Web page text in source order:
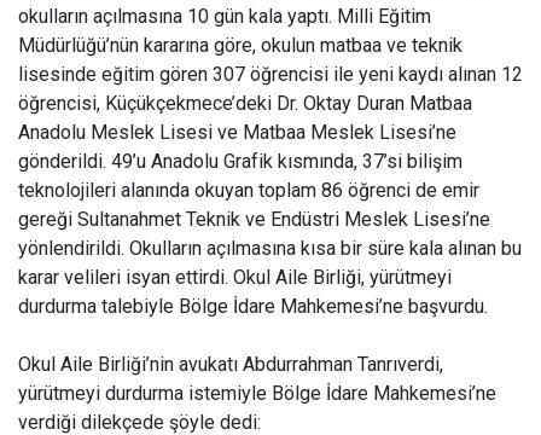
okulların açılmasına 10 gün kala yaptı. Milli Eğitim
Müdürlüğü’nün kararına göre, okulun matbaa ve teknik
lisesinde eğitim gören 307 öğrencisi ile yeni kaydı alınan 12
öğrencisi, Küçükçekmece’deki Dr. Oktay Duran Matbaa
Anadolu Meslek Lisesi ve Matbaa Meslek Lisesi’ne
gönderildi. 49’u Anadolu Grafik kısmında, 37’si bilişim
teknolojileri alanında okuyan toplam 86 öğrenci de emir
gereği Sultanahmet Teknik ve Endüstri Meslek Lisesi’ne
yönlendirildi. Okulların açılmasına kısa bir süre kala alınan bu
karar velileri isyan ettirdi. Okul Aile Birliği, yürütmeyi
durdurma talebiyle Bölge İdare Mahkemesi’ne başvurdu.
Okul Aile Birliği’nin avukatı Abdurrahman Tanrıverdi,
yürütmeyi durdurma istemiyle Bölge İdare Mahkemesi’ne
verdiği dilekçede şöyle dedi: